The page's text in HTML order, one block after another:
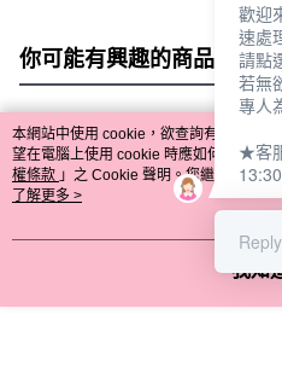
你可能有興趣的商品 全站
熱門標籤
本網站中使用 cookie，欲查詢有關本網站
望在電腦上使用 cookie 時應如何變更電
權條款 」之 Cookie 聲明。您繼續使用本
用條款之 Cookie 聲明使用 cookie。
了解更多 >
我知
歡迎
速處
請點
若無
專人
★客